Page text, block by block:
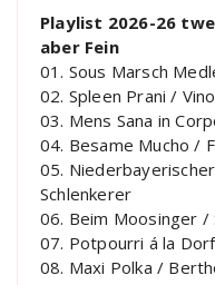
Playlist 2026-26
aber Fein
01. Sous Marsch
02. Spleen Prani /
03. Mens Sana in
04. Besame Mucho /
05.
Schlenkerer
06. Beim Moosinger /
07. Potpourri á la
08. Maxi Polka /